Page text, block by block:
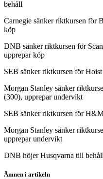
behåll
Carnegie sänker riktkursen för
köp
DNB sänker riktkursen för
upprepar köp
SEB sänker riktkursen för
Morgan Stanley sänker
(300), upprepar undervikt
SEB sänker riktkursen för
Morgan Stanley sänker
upprepar undervikt
DNB höjer Husqvarna till
Ämnen i artikeln